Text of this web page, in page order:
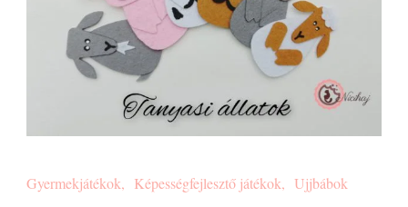
Gyermekjátékok Képességfejlesztő játékok Ujjbábok